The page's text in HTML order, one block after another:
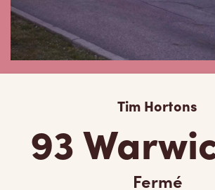
Tim Hortons
93
Fermé